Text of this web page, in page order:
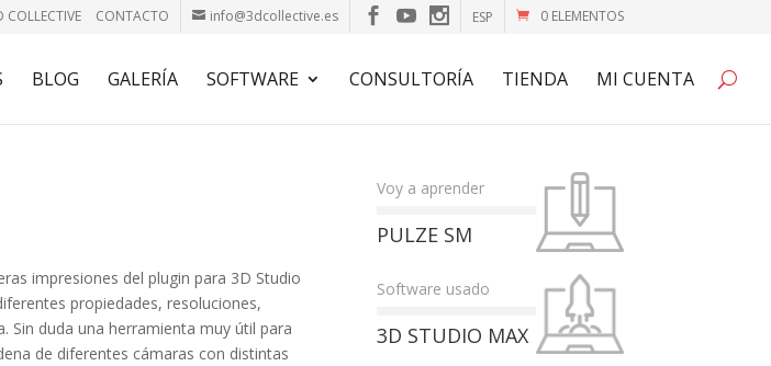
0 ELEMENTOS
ESP
info@3dcollective.es
COLLECTIVE CONTACTO
BLOG GALERÍA SOFTWARE CONSULTORÍA TIENDA MI CUENTA
impresiones del plugin para 3D Studio
propiedades, resoluciones,
Sin duda una herramienta muy útil para
de diferentes cámaras con distintas
Voy a aprender
PULZE SM
Software usado
3D STUDIO MAX